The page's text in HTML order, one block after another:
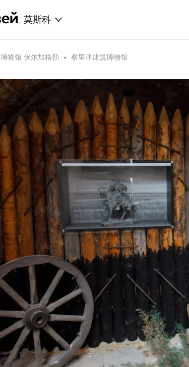
莫斯科
博物馆 伏尔加格勒 察里津建筑博物馆